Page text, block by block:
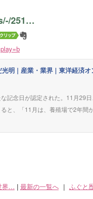
251…
光明 | 産業・業界 | 東洋経済
記念日が認定された。11月29
と、「11月は、養殖場で2年間
界… | 最新の一覧へ｜ ふぐと